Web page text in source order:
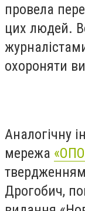
провела
цих людей.
охороняти
Аналогічну
мережа
Дрогобич,